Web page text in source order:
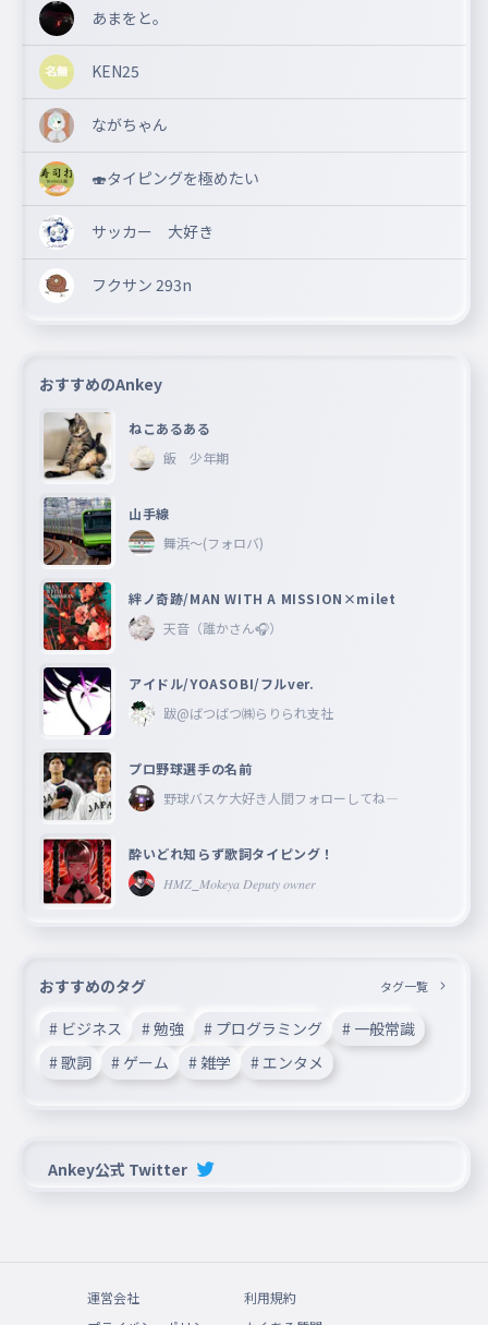
あまをと。
KEN25
ながちゃん
🍣タイピングを極めたい
サッカー 大好き
フクサン 293n
おすすめのAnkey
ねこあるある
飯 少年期
山手線
舞浜〜(フォロバ)
絆ノ奇跡/MAN WITH A MISSION×milet
天音（誰かさん🎧）
アイドル/YOASOBI/フルver.
跋@ばつばつ㈱らりられ支社
プロ野球選手の名前
野球バスケ大好き人間フォローしてね―
酔いどれ知らず歌詞タイピング！
𝐻𝑀𝑍_𝑀𝑜𝑘𝑒𝑦𝑎 𝐷𝑒𝑝𝑢𝑡𝑦 𝑜𝑤𝑛𝑒𝑟
おすすめのタグ タグ一覧
# ビジネス # 勉強 # プログラミング
# 一般常識
# 歌詞
# ゲーム # 雑学 # エンタメ
Ankey公式 Twitter
運営会社
利用規約